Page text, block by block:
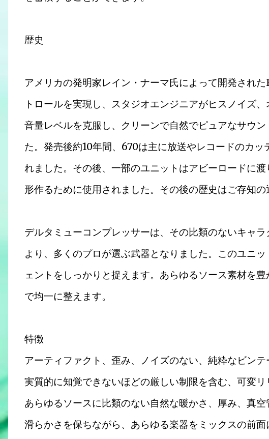
歴史
アメリカの発明家レイン・ナーマ氏によって開発され
トロールを実現し、スタジオエンジニアがヒスノイズ
音量レベルを克服し、クリーンで自然でピュアなサウ
た。発売後約10年間、670は主に放送やレコードのカッ
れました。その後、一部のユニットはアビーロードに
形作るために使用されました。その後の歴史はご存知の
デルタミューコンプレッサーは、その比類のないキャ
より、多くのプロが選ぶ武器となりました。このユニ
ェントをしっかりと捉えます。あらゆるソース素材を
で均一に整えます。
特徴
アーティファクト、歪み、ノイズのない、純粋なビンテ
実質的に知覚できないほどの厳しい制限を含む、可変
あらゆるソースに比類のない自然な暖かさ、厚み、真
滑らかさを保ちながら、あらゆる楽器をミックスの前